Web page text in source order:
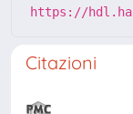
https://
Citazioni